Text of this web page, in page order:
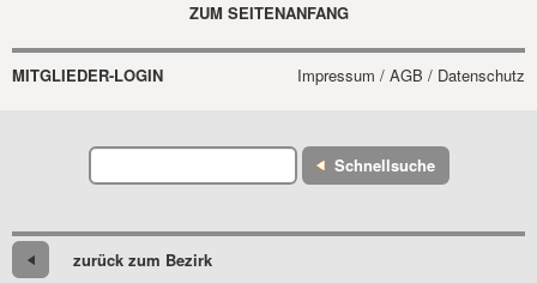
ZUM SEITENANFANG
MITGLIEDER-LOGIN Impressum / AGB / Datenschutz
Schnellsuche
zurück zum Bezirk